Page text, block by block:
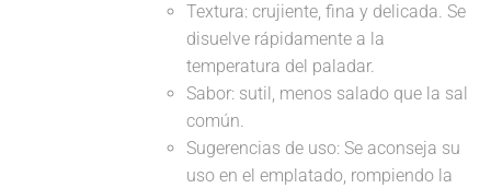
Textura: crujiente, fina y delicada. Se
disuelve rápidamente a la
temperatura del paladar.
Sabor: sutil, menos salado que la sal
común.
Sugerencias de uso: Se aconseja su
uso en el emplatado, rompiendo la